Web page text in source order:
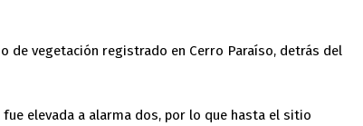
de vegetación registrado en Cerro Paraíso, detrás del
elevada a alarma dos, por lo que hasta el sitio